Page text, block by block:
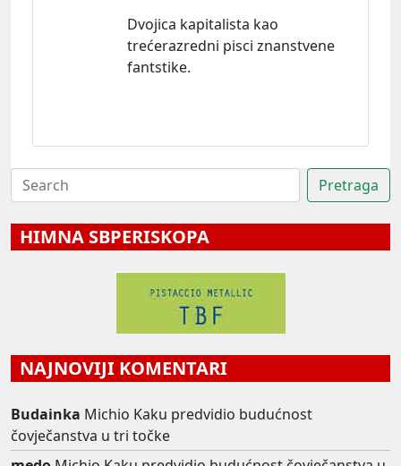
Dvojica kapitalista kao
trećerazredni pisci znanstvene
fantstike.
HIMNA SBPERISKOPA
NAJNOVIJI KOMENTARI
Budainka Michio Kaku predvidio budućnost
čovječanstva u tri točke